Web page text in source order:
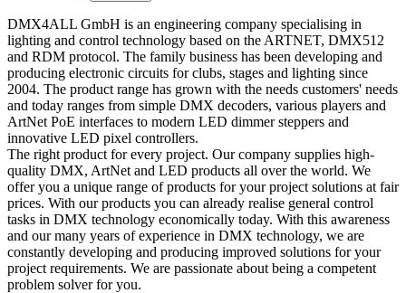
DMX4ALL GmbH is an engineering company specialising in
lighting and control technology based on the ARTNET, DMX512
and RDM protocol. The family business has been developing and
producing electronic circuits for clubs, stages and lighting since
2004. The product range has grown with the needs customers' needs
and today ranges from simple DMX decoders, various players and
ArtNet PoE interfaces to modern LED dimmer steppers and
innovative LED pixel controllers.
The right product for every project. Our company supplies high-
quality DMX, ArtNet and LED products all over the world. We
offer you a unique range of products for your project solutions at fair
prices. With our products you can already realise general control
tasks in DMX technology economically today. With this awareness
and our many years of experience in DMX technology, we are
constantly developing and producing improved solutions for your
project requirements. We are passionate about being a competent
problem solver for you.